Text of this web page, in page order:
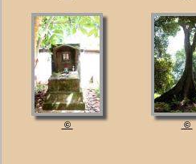
© ©